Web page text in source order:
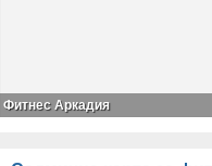
Фитнес Аркадия